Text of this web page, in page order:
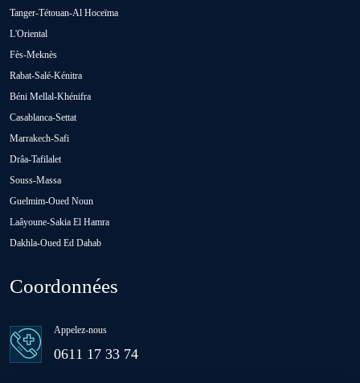
Oulad H'Riz Sahel
Oulad Saïd
Ras El Aïn
Tanger-Tétouan-Al Hoceïma
L'Oriental
Fès-Meknès
Rabat-Salé-Kénitra
Béni Mellal-Khénifra
Casablanca-Settat
Marrakech-Safi
Drâa-Tafilalet
Souss-Massa
Guelmim-Oued Noun
Laâyoune-Sakia El Hamra
Dakhla-Oued Ed Dahab
Coordonnées
Appelez-nous
0611 17 33 74